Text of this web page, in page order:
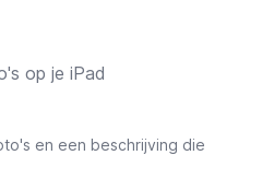
op je iPad
en een beschrijving die